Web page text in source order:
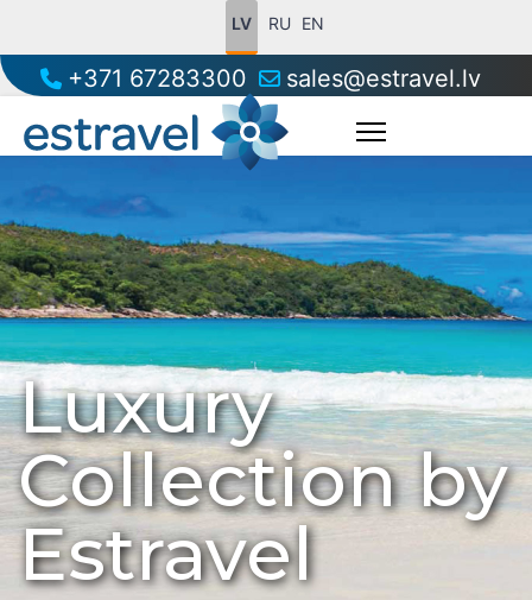
LV RU EN
+371 67283300 sales@estravel.lv
Luxury
Collection by
Estravel